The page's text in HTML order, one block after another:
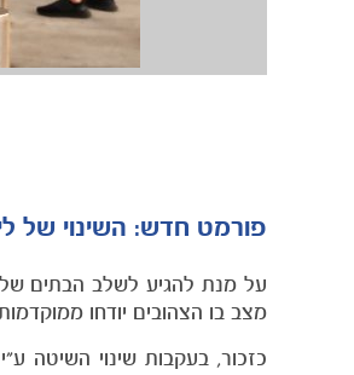
פורמט חדש: השינוי של
מצב בו הצהובים יודחו